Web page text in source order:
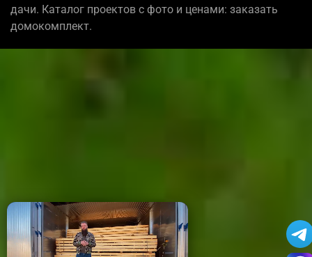
дачи. Каталог проектов с фото и ценами: заказать
домокомплект.